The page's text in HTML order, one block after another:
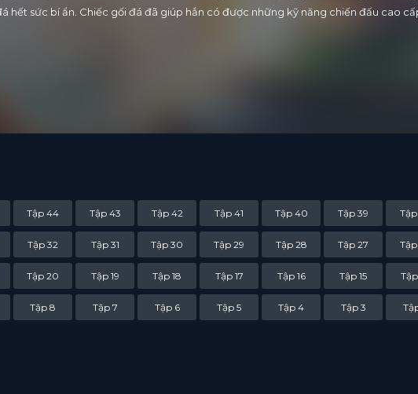
hết sức bí ẩn. Chiếc gối đá đã giúp hắn có được những kỹ năng chiến đấu cao
Tập 44 Tập 43 Tập 42 Tập 41 Tập 40 Tập 39
Tập 32 Tập 31 Tập 30 Tập 29 Tập 28 Tập 27
Tập 20 Tập 19 Tập 18 Tập 17 Tập 16 Tập 15
Tập 8 Tập 7 Tập 6 Tập 5 Tập 4 Tập 3